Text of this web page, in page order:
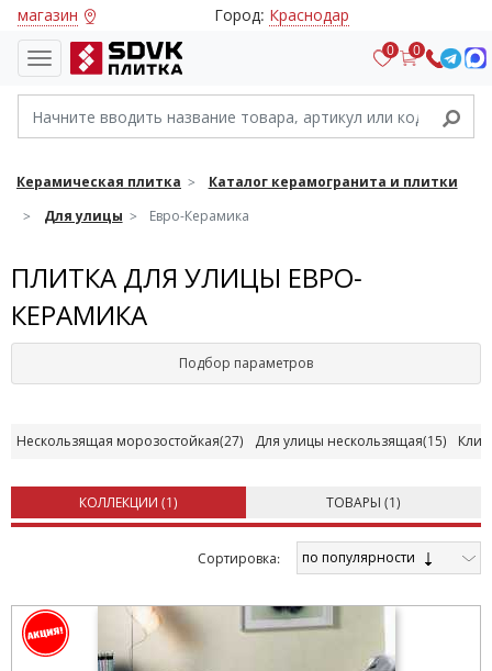
магазин Город: Краснодар
0 0
Керамическая плитка
Каталог керамогранита и плитки
Для улицы
Евро-Керамика
ПЛИТКА ДЛЯ УЛИЦЫ ЕВРО-
КЕРАМИКА
Подбор параметров
Нескользящая морозостойкая(27) Для улицы нескользящая(15)
КОЛЛЕКЦИИ (1) ТОВАРЫ (1)
Cортировка: по популярности